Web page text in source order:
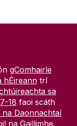
gComhairle
hÉireanntrí
sa
18 faoi scáth
na Daonnachtaí
na Gaillimhe.